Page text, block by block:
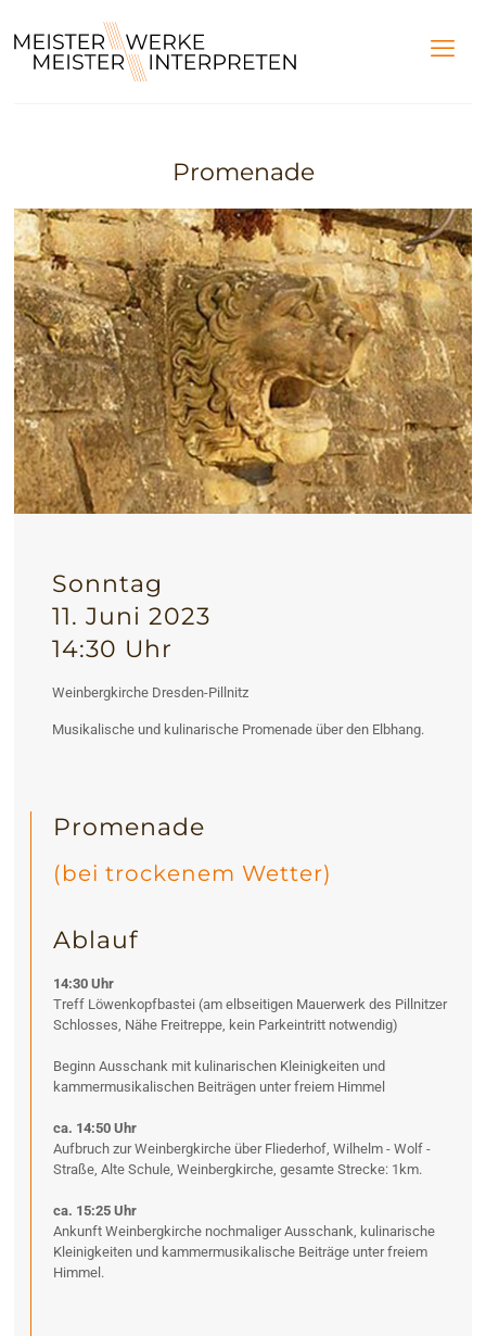
Promenade
Sonntag
11. Juni 2023
14:30 Uhr
Weinbergkirche Dresden-Pillnitz
Musikalische und kulinarische Promenade über den Elbhang.
Promenade
(bei trockenem Wetter)
Ablauf
14:30 Uhr
Treff Löwenkopfbastei (am elbseitigen Mauerwerk des Pillnitzer
Schlosses, Nähe Freitreppe, kein Parkeintritt notwendig)
Beginn Ausschank mit kulinarischen Kleinigkeiten und
kammermusikalischen Beiträgen unter freiem Himmel
ca. 14:50 Uhr
Aufbruch zur Weinbergkirche über Fliederhof, Wilhelm - Wolf -
Straße, Alte Schule, Weinbergkirche, gesamte Strecke: 1km.
ca. 15:25 Uhr
Ankunft Weinbergkirche nochmaliger Ausschank, kulinarische
Kleinigkeiten und kammermusikalische Beiträge unter freiem
Himmel.